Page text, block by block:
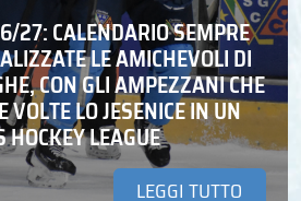
27: CALENDARIO SEMPRE
LE AMICHEVOLI DI
CON GLI AMPEZZANI CHE
VOLTE LO JESENICE IN UN
LEAGUE
LEGGI TUTTO